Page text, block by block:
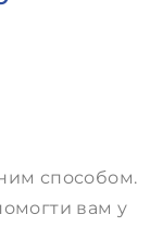
способом.
вам у